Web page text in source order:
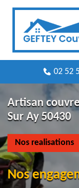
02 52
Artisan
Sur Ay 50430
Nos realisations
Nos